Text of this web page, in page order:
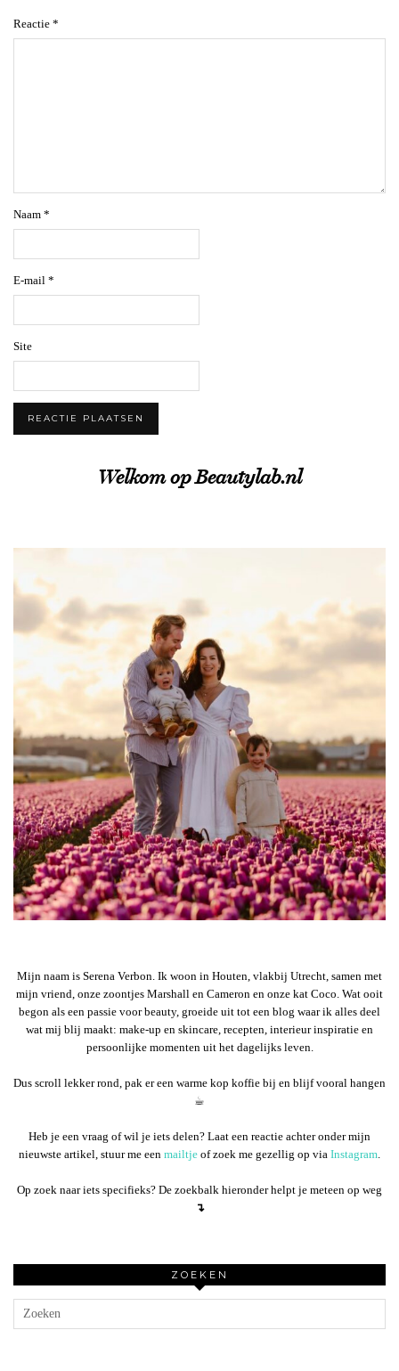
Reactie *
Naam *
E-mail *
Site
Welkom op Beautylab.nl
Mijn naam is Serena Verbon. Ik woon in Houten, vlakbij Utrecht, samen met
mijn vriend, onze zoontjes Marshall en Cameron en onze kat Coco. Wat ooit
begon als een passie voor beauty, groeide uit tot een blog waar ik alles deel
wat mij blij maakt: make-up en skincare, recepten, interieur inspiratie en
persoonlijke momenten uit het dagelijks leven.
Dus scroll lekker rond, pak er een warme kop koffie bij en blijf vooral hangen
☕︎
Heb je een vraag of wil je iets delen? Laat een reactie achter onder mijn
nieuwste artikel, stuur me een mailtje of zoek me gezellig op via Instagram
Op zoek naar iets specifieks? De zoekbalk hieronder helpt je meteen op weg
↴
ZOEKEN